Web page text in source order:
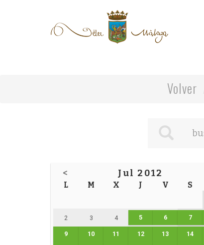
Volver
< Jul 2012
L M X J V S
2 3 4 5 6 7
9 10 11 12 13 14